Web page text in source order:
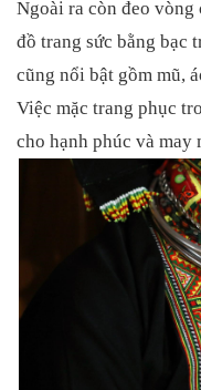
Ngoài ra còn đeo vòng
đồ trang sức bằng bạc
cũng nổi bật gồm mũ,
Việc mặc trang phục
cho hạnh phúc và may